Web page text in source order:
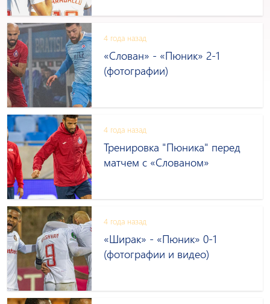
4 года назад
«Слован» - «Пюник» 2-1
(фотографии)
4 года назад
Тренировка "Пюника" перед
матчем с «Слованом»
4 года назад
«Ширак» - «Пюник» 0-1
(фотографии и видео)